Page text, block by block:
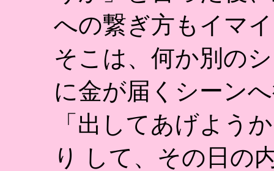
への繋ぎ方もイマ
そこは、何か別の
に金が届くシーン
「出してあげよう
り して、その日の